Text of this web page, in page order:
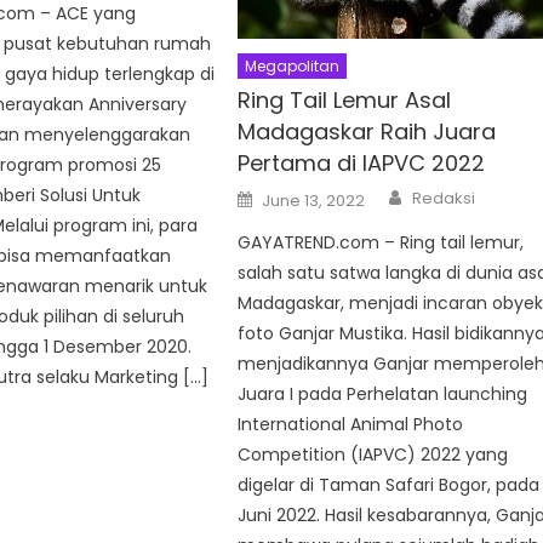
– ACE yang
kebutuhan rumah
hidup terlengkap di
Anniversary
menyelenggarakan
promosi 25
Solusi Untuk
program ini, para
memanfaatkan
menarik untuk
pilihan di seluruh
1 Desember 2020.
selaku Marketing […]
Megapolitan
Ring Tail Lemur Asal
Madagaskar Raih Juara
Pertama di IAPVC 2022
Posted
on
June 13, 2022 Author
Redaksi
GAYATREND.com – Ring tail lemur,
salah satu satwa langka di dunia
Madagaskar, menjadi incaran obyek
foto Ganjar Mustika. Hasil
menjadikannya Ganjar
Juara I pada Perhelatan launching
International Animal Photo
Competition (IAPVC) 2022 yang
digelar di Taman Safari Bogor, pada
Juni 2022. Hasil kesabarannya,